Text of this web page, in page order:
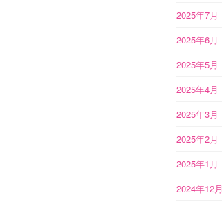
2025年7月
2025年6月
2025年5月
2025年4月
2025年3月
2025年2月
2025年1月
2024年12月